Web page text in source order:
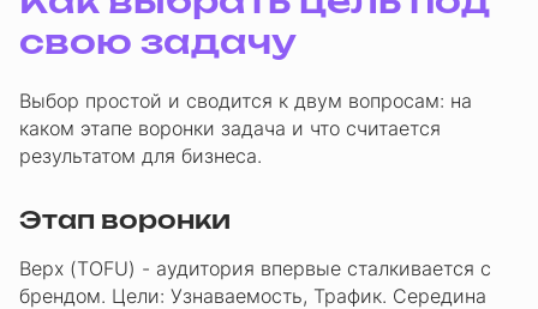
свою задачу
Выбор простой и сводится к двум вопросам: на
каком этапе воронки задача и что считается
результатом для бизнеса.
Этап воронки
Верх (TOFU) - аудитория впервые сталкивается с
брендом. Цели: Узнаваемость, Трафик. Середина